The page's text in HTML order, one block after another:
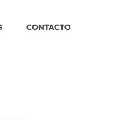
CONTACTO